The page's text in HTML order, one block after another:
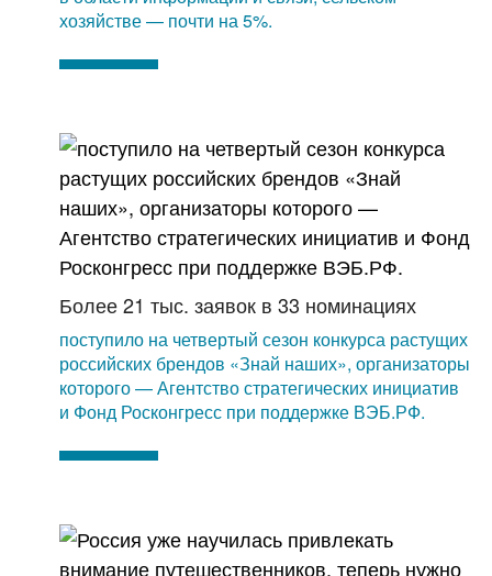
хозяйстве — почти на 5%.
Более 21 тыс. заявок в 33 номинациях
поступило на четвертый сезон конкурса растущих
российских брендов «Знай наших», организаторы
которого — Агентство стратегических инициатив
и Фонд Росконгресс при поддержке ВЭБ.РФ.